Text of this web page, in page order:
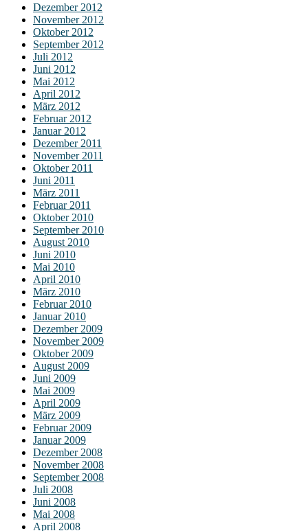
Dezember 2012
November 2012
Oktober 2012
September 2012
Juli 2012
Juni 2012
Mai 2012
April 2012
März 2012
Februar 2012
Januar 2012
Dezember 2011
November 2011
Oktober 2011
Juni 2011
März 2011
Februar 2011
Oktober 2010
September 2010
August 2010
Juni 2010
Mai 2010
April 2010
März 2010
Februar 2010
Januar 2010
Dezember 2009
November 2009
Oktober 2009
August 2009
Juni 2009
Mai 2009
April 2009
März 2009
Februar 2009
Januar 2009
Dezember 2008
November 2008
September 2008
Juli 2008
Juni 2008
Mai 2008
April 2008